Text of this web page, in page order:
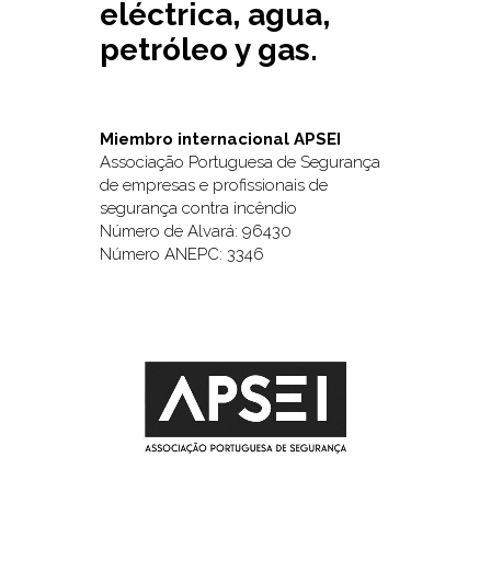
eléctrica, agua,
petróleo y gas.
Miembro internacional APSEI
Associação Portuguesa de Segurança
de empresas e profissionais de
segurança contra incêndio
Número de Alvará: 96430
Número ANEPC: 3346